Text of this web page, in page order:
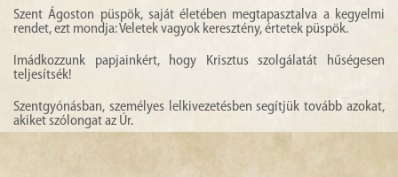
Szent Ágoston püspök, saját életében megtapasztalva a kegyelmi
rendet, ezt mondja: Veletek vagyok keresztény, értetek püspök.
Imádkozzunk papjainkért, hogy Krisztus szolgálatát hűségesen
teljesítsék!
Szentgyónásban, személyes lelkivezetésben segítjük tovább azokat,
akiket szólongat az Úr.